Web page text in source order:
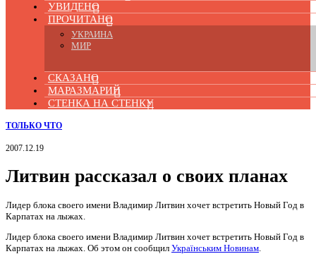
УВИДЕНО
ПРОЧИТАНО
УКРАИНА
МИР
СКАЗАНО
МАРАЗМАРИЙ
СТЕНКА НА СТЕНКУ
ТОЛЬКО ЧТО
2007.12.19
Литвин рассказал о своих планах
Лидер блока своего имени Владимир Литвин хочет встретить Новый Год в
Карпатах на лыжах.
Лидер блока своего имени Владимир Литвин хочет встретить Новый Год в
Карпатах на лыжах. Об этом он сообщил Українським Новинам